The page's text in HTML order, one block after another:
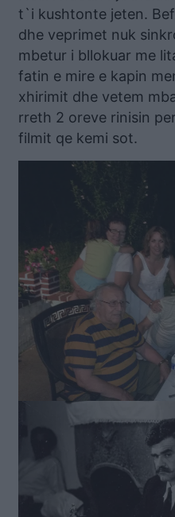
t`i kushtonte jeten.
dhe veprimet nuk
mbetur i bllokuar me
fatin e mire e kapin
xhirimit dhe vetem
rreth 2 oreve rinisin
filmit qe kemi sot.